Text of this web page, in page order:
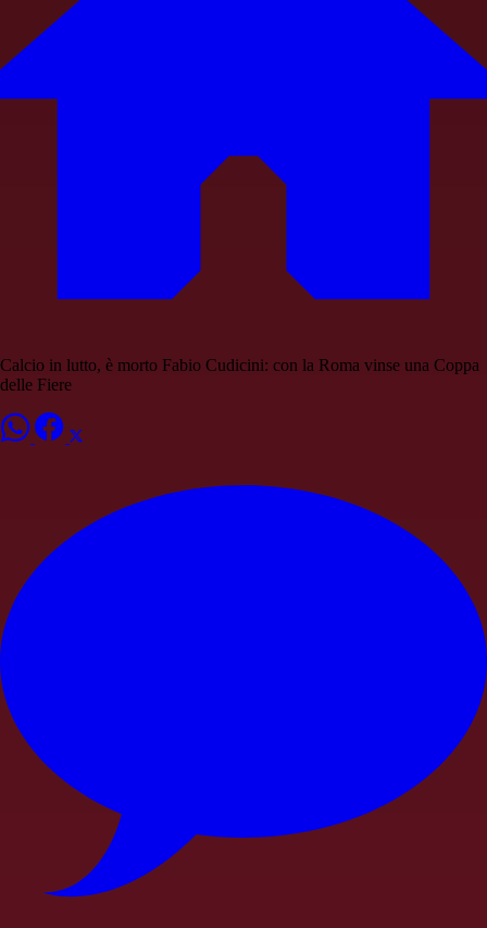
Calcio in lutto, è morto Fabio Cudicini: con la Roma vinse una Coppa
delle Fiere